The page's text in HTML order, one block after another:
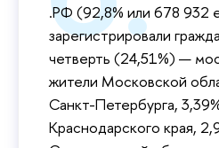
.РФ (92,8% или 678 932
зарегистрировали
четверть (24,51%) —
жители Московской
Санкт-Петербурга,
Краснодарского края,